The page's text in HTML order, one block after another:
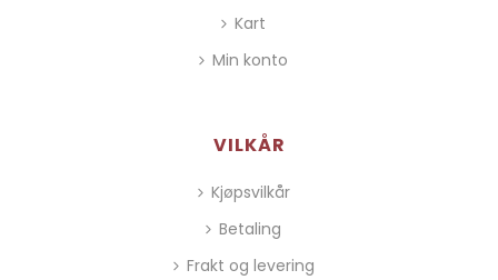
Kart
Min konto
VILKÅR
Kjøpsvilkår
Betaling
Frakt og levering